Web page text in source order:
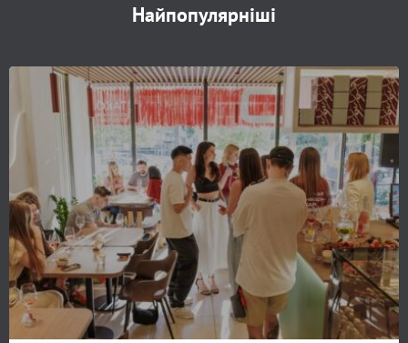
Найпопулярніші